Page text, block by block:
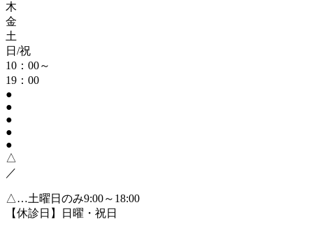
木
金
土
日/祝
10：00～
19：00
●
●
●
●
●
△
／
△…土曜日のみ9:00～18:00
【休診日】日曜・祝日